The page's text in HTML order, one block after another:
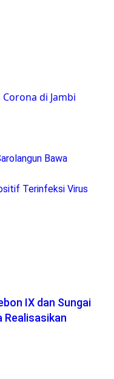
di Jambi
Bawa
Terinfeksi Virus
IX dan Sungai
Realisasikan